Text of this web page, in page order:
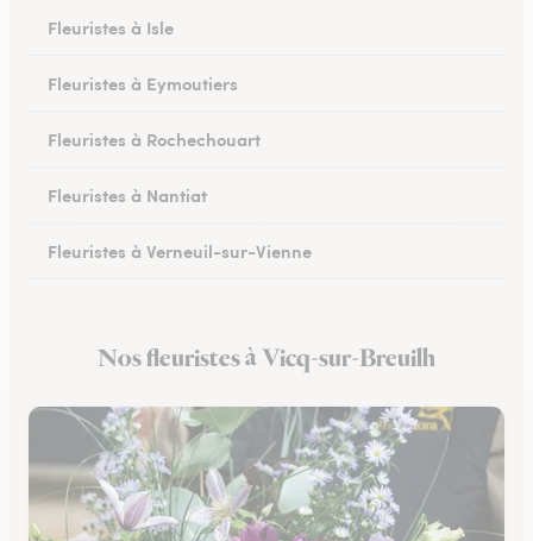
Fleuristes à Isle
Fleuristes à Eymoutiers
Fleuristes à Rochechouart
Fleuristes à Nantiat
Fleuristes à Verneuil-sur-Vienne
Fleuristes à Saint-Priest-sous-Aixe
Nos fleuristes à Vicq-sur-Breuilh